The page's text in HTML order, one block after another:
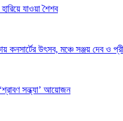
যাওয়া শৈশব
কনসার্টের উৎসব, মঞ্চে সঞ্জয় দেব ও
‘শ্রাবণ সন্ধ্যা’ আয়োজন